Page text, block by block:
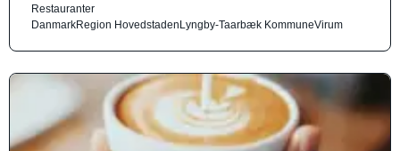
Restauranter
DanmarkRegion HovedstadenLyngby-Taarbæk KommuneVirum